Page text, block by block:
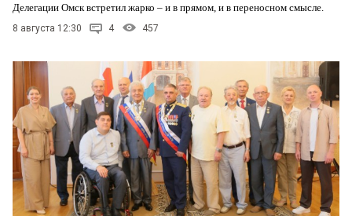
Делегации Омск встретил жарко – и в прямом, и в переносном смысле.
8 августа 12:30 4 457